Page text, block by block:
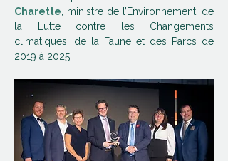
Charette, ministre de l’Environnement, de
la Lutte contre les Changements
climatiques, de la Faune et des Parcs de
2019 à 2025